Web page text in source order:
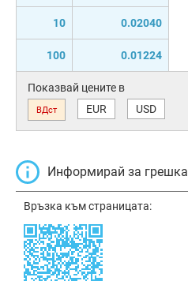
10 0.02040
100 0.01224
Показвай цените в
ВДст EUR USD
Информирай за грешка
Връзка към страницата: